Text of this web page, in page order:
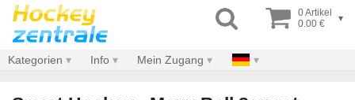
0 Artikel
0.00 €
▾
Kategorien Info Mein Zugang